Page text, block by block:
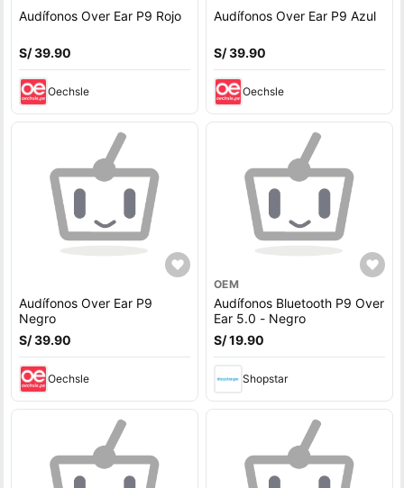
Audífonos Over Ear P9 Rojo
S/ 39.90
Oechsle
Audífonos Over Ear P9 Azul
S/ 39.90
Oechsle
Audífonos Over Ear P9
Negro
S/ 39.90
Oechsle
OEM
Audífonos Bluetooth P9 Over
Ear 5.0 - Negro
S/ 19.90
Shopstar